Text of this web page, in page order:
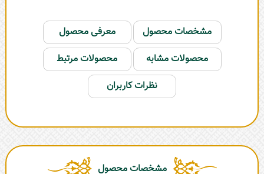
مشخصات محصول
معرفی محصول
محصولات مشابه
محصولات مرتبط
نظرات کاربران
مشخصات محصول